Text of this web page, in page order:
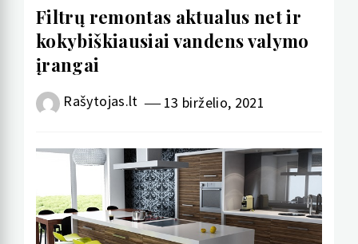
Filtrų remontas aktualus net ir
kokybiškiausiai vandens valymo
įrangai
Rašytojas.lt 13 birželio, 2021